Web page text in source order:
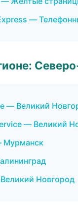
—
— Великий
— Великий
Мурманск
Новгород